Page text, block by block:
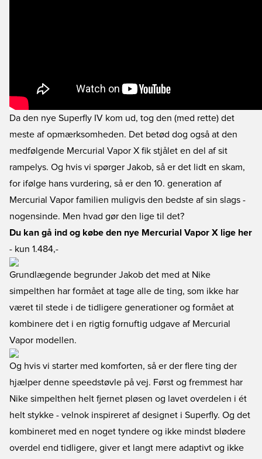
Da den nye Superfly IV kom ud, tog den (med rette) det
meste af opmærksomheden. Det betød dog også at den
medfølgende Mercurial Vapor X fik stjålet en del af sit
rampelys. Og hvis vi spørger Jakob, så er det lidt en skam,
for ifølge hans vurdering, så er den 10. generation af
Mercurial Vapor familien muligvis den bedste af sin slags -
nogensinde. Men hvad gør den lige til det?
Du kan gå ind og købe den nye Mercurial Vapor X lige her
- kun 1.484,-
Grundlægende begrunder Jakob det med at Nike
simpelthen har formået at tage alle de ting, som ikke har
været til stede i de tidligere generationer og formået at
kombinere det i en rigtig fornuftig udgave af Mercurial
Vapor modellen.
Og hvis vi starter med komforten, så er der flere ting der
hjælper denne speedstøvle på vej. Først og fremmest har
Nike simpelthen helt fjernet pløsen og lavet overdelen i ét
helt stykke - velnok inspireret af designet i Superfly. Og det
kombineret med en noget tyndere og ikke mindst blødere
overdel end tidligere, giver et langt mere adaptivt og ikke